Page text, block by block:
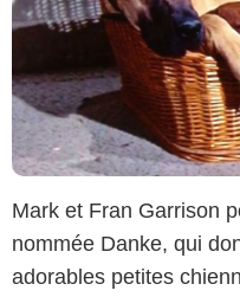
Mark et Fran Garrison
nommée Danke, qui
adorables petites